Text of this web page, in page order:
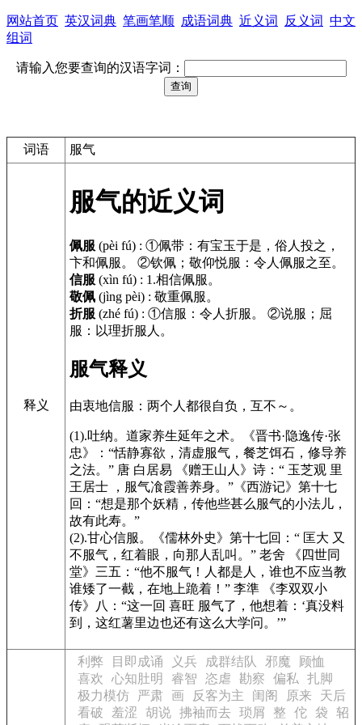
网站首页 英汉词典 笔画笔顺 成语词典 近义词 反义词 中文
组词
请输入您要查询的汉语字词：
词语 服气
释义
服气的近义词
佩服 (pèi fú) : ①佩带：有宝玉于是，俗人投之，
卞和佩服。 ②钦佩；敬仰悦服：令人佩服之至。
信服 (xìn fú) : 1.相信佩服。
敬佩 (jìng pèi) : 敬重佩服。
折服 (zhé fú) : ①信服：令人折服。 ②说服；屈
服：以理折服人。
服气释义
由衷地信服：两个人都很自负，互不～。
(1).吐纳。道家养生延年之术。
《晋书·隐逸传·张
忠》
：“恬静寡欲，清虚服气，餐芝饵石，修导养
之法。” 唐 白居易
《赠王山人》 诗：“ 玉芝观 里
王居士 ，服气飡霞善养身。” 《西游记》 第十七
回：“想是那个妖精，传他些甚么服气的小法儿，
故有此寿。”
(2).甘心信服。
《儒林外史》 第十七回：“ 匡大 又
不服气，红着眼，向那人乱叫。” 老舍
《四世同
堂》 三五：“他不服气！人都是人，谁也不应当教
谁矮了一截，在地上跪着！” 李準
《李双双小
传》
八：“这一回 喜旺 服气了，他想着：‘真没料
到，这红薯里边也还有这么大学问。’”
利弊 目即成诵 义兵 成群结队 邪魔
顾恤
喜欢
心知肚明 睿智 恣虐 勘察 偏私
扎脚
极力模仿
严肃 画 反客为主 闺阁 原来
天后
看破
羞涩 胡说 拂袖而去 琐屑 整 佗 袋
轺